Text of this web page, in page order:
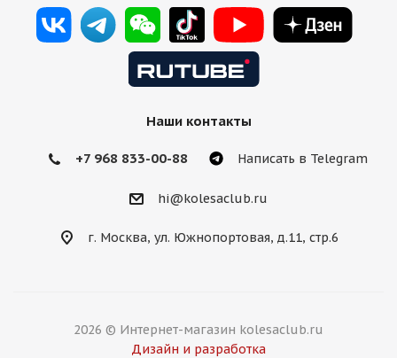
Наши контакты
+7 968 833-00-88 Написать в Telegram
hi@kolesaclub.ru
г. Москва, ул. Южнопортовая, д.11, стр.6
2026 © Интернет-магазин kolesaclub.ru
Дизайн и разработка